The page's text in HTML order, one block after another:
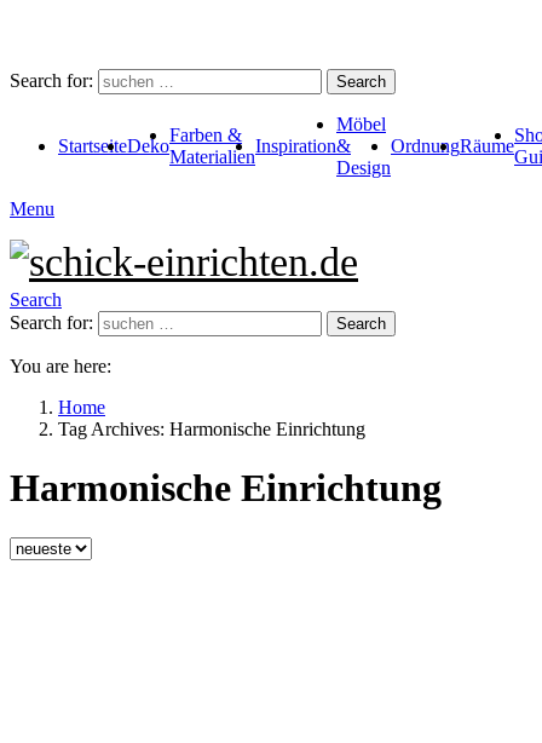
Search for: Search
StartseiteDeko
Farben &
Materialien
Inspiration
Möbel
&
Design
OrdnungRäume
Menu
Search
Search for:
Search
You are here:
Home
Tag Archives: Harmonische Einrichtung
Harmonische Einrichtung